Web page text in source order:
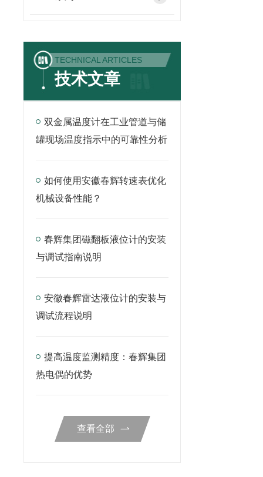
TECHNICAL ARTICLES
技术文章
双金属温度计在工业管道与储
罐现场温度指示中的可靠性分析
如何使用安徽春辉转速表优化
机械设备性能？
春辉集团磁翻板液位计的安装
与调试指南说明
安徽春辉雷达液位计的安装与
调试流程说明
提高温度监测精度：春辉集团
热电偶的优势
查看全部